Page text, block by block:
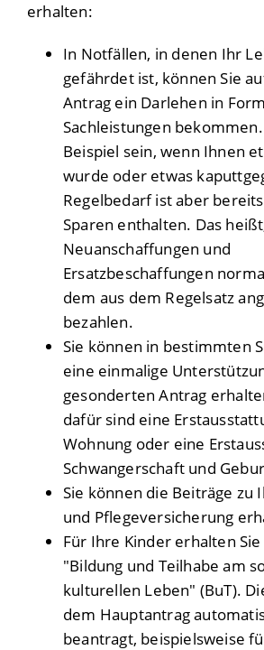
erhalten:
In Notfällen, in denen Ihr
gefährdet ist, können Sie
Antrag ein Darlehen in
Sachleistungen
Beispiel sein, wenn Ihnen
wurde oder etwas
Regelbedarf ist aber
Sparen enthalten. Das
Neuanschaffungen und
Ersatzbeschaffungen
dem aus dem Regelsatz
bezahlen.
Sie können in bestimmten
eine einmalige
gesonderten Antrag
dafür sind eine
Wohnung oder eine
Schwangerschaft und
Sie können die Beiträge zu
und Pflegeversicherung
Für Ihre Kinder erhalten
"Bildung und Teilhabe am
kulturellen Leben" (BuT).
dem Hauptantrag
beantragt, beispielsweise